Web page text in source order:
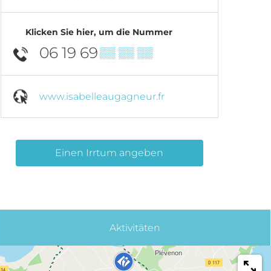
Klicken Sie hier, um die Nummer
06 19 69▒▒ ▒▒ ▒▒
www.isabelleaugagneur.fr
Einen Irrtum angeben
Aktivitäten